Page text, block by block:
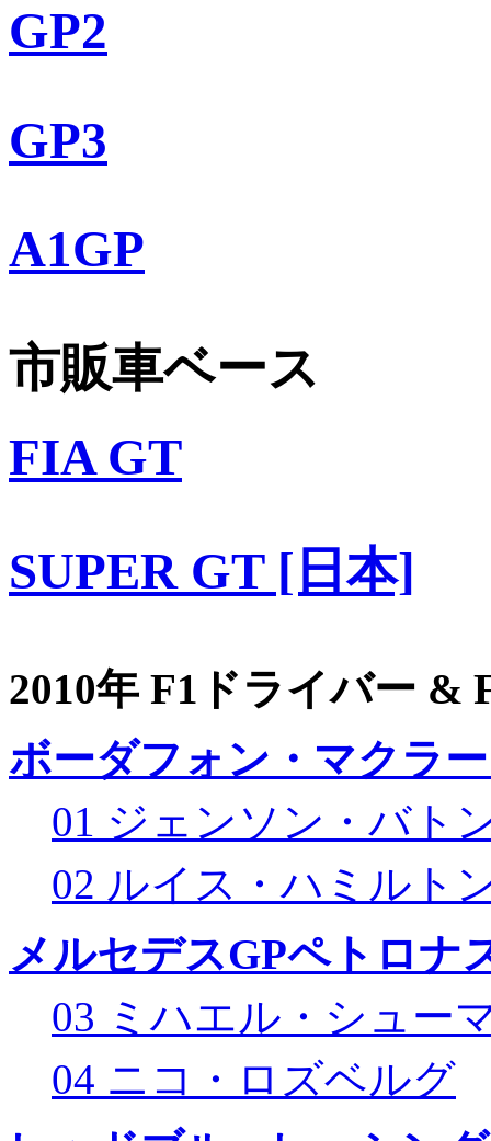
GP2
GP3
A1GP
市販車ベース
FIA GT
SUPER GT [日本]
2010年 F1ドライバー &
ボーダフォン・マクラ
01 ジェンソン・バト
02 ルイス・ハミルト
メルセデスGPペトロナ
03 ミハエル・シュー
04 ニコ・ロズベルグ